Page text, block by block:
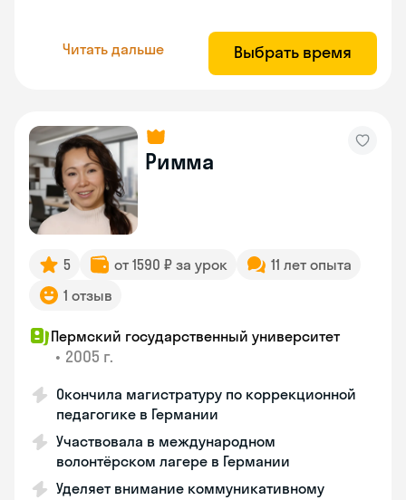
Читать дальше Выбрать время
Римма
5 от 1590 ₽ за урок
11 лет опыта
1 отзыв
Пермский государственный университет
• 2005 г.
Окончила магистратуру по коррекционной
педагогике в Германии
Участвовала в международном
волонтёрском лагере в Германии
Уделяет внимание коммуникативному